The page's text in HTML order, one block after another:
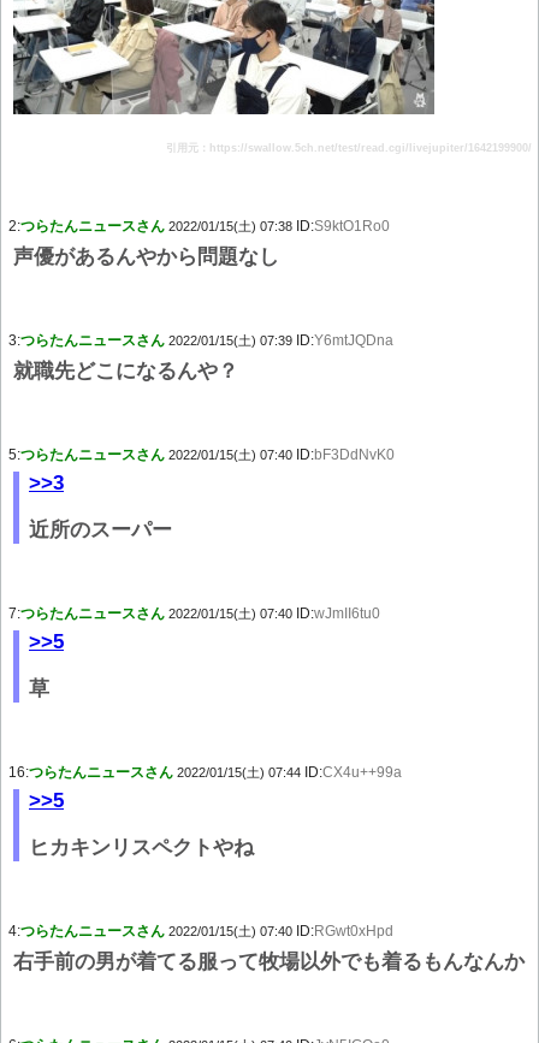
引用元：https://swallow.5ch.net/test/read.cgi/livejupiter/1642199900/
2:つらたんニュースさん 2022/01/15(土) 07:38 ID:S9ktO1Ro0
声優があるんやから問題なし
3:つらたんニュースさん 2022/01/15(土) 07:39 ID:Y6mtJQDna
就職先どこになるんや？
5:つらたんニュースさん 2022/01/15(土) 07:40 ID:bF3DdNvK0
>>3
近所のスーパー
7:つらたんニュースさん 2022/01/15(土) 07:40 ID:wJmII6tu0
>>5
草
16:つらたんニュースさん 2022/01/15(土) 07:44 ID:CX4u++99a
>>5
ヒカキンリスペクトやね
4:つらたんニュースさん 2022/01/15(土) 07:40 ID:RGwt0xHpd
右手前の男が着てる服って牧場以外でも着るもんなんか